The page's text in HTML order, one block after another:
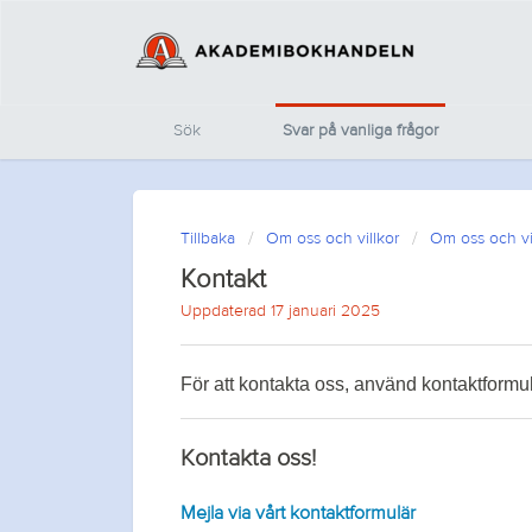
Sök Svar på vanliga frågor
Tillbaka Om oss och villkor Om oss och
Kontakt
Uppdaterad 17 januari 2025
För att kontakta oss, använd
Kontakta oss!
Mejla via vårt kontaktformulär